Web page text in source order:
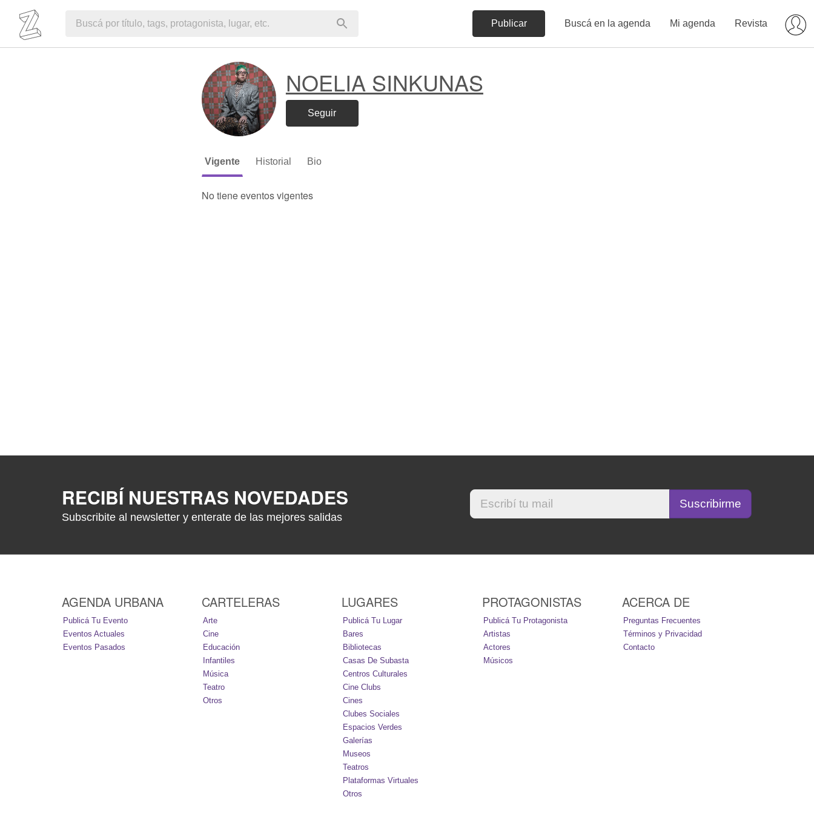
Publicar Buscá en la agenda Mi agenda Revista
NOELIA SINKUNAS
Seguir
Vigente Historial Bio
No tiene eventos vigentes
RECIBÍ NUESTRAS NOVEDADES
Subscribite al newsletter y enterate de las mejores salidas
AGENDA URBANA
Publicá Tu Evento
Eventos Actuales
Eventos Pasados
CARTELERAS
Arte
Cine
Educación
Infantiles
Música
Teatro
Otros
LUGARES
Publicá Tu Lugar
Bares
Bibliotecas
Casas De Subasta
Centros Culturales
Cine Clubs
Cines
Clubes Sociales
Espacios Verdes
Galerías
Museos
Teatros
Plataformas Virtuales
Otros
PROTAGONISTAS
Publicá Tu Protagonista
Artistas
Actores
Músicos
ACERCA DE
Preguntas Frecuentes
Términos y Privacidad
Contacto